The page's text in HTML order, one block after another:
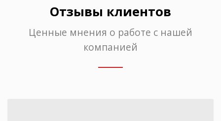
Отзывы клиентов
Ценные мнения о работе с нашей
компанией